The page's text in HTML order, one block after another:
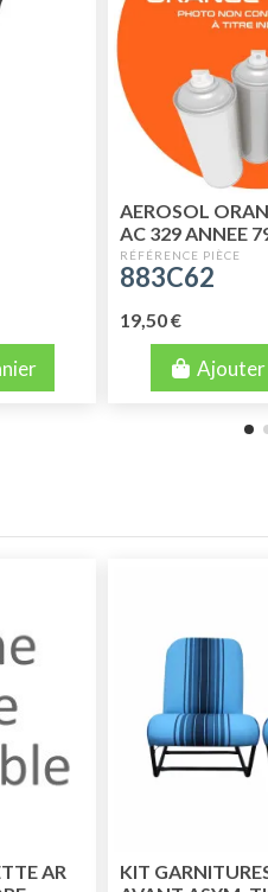
AEROSOL
AC 329 ANNEE
883C62
19,50 €
Ajouter
AR
KIT